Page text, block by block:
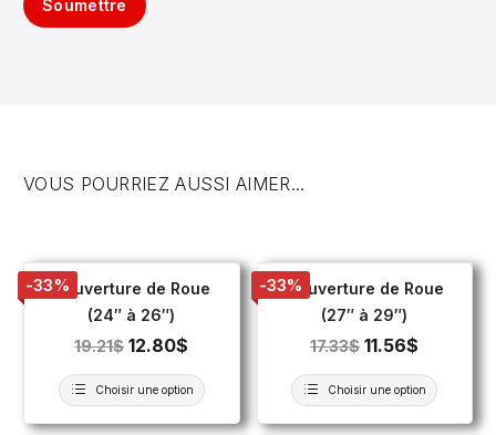
Soumettre
VOUS POURRIEZ AUSSI AIMER...
-33%Couverture de Roue
(24″ à 26″)
19.21$ 12.80$
Choisir une option
-33%Couverture de Roue
(27″ à 29″)
17.33$ 11.56$
Choisir une option